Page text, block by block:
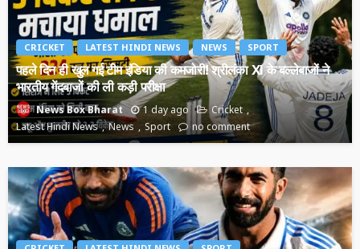
CRICKET LATEST HINDI NEWS NEWS SPORT
पहले दिन ही खुल गई टीम इंडिया की कमजोरी! श्रीलंका XI के बल्लेबाजों ने
भारतीय गेंदबाजों की ली कड़ी परीक्षा
News Box Bharat 1 day ago
Cricket
Latest Hindi News
News Sport no comment